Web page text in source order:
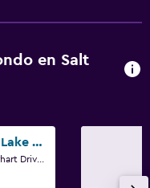
en Salt
Clarion Inn Salt Lake City Airport